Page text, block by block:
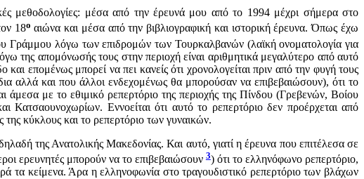
μεθοδολογίες: μέσα από την έρευνά μου από το 1994 μέχρι σήμερα στο
18ο αιώνα και μέσα από την βιβλιογραφική και ιστορική έρευνα. Όπως έχω
Γράμμου λόγω των επιδρομών των Τουρκαλβανών (λαϊκή ονοματολογία για
της απομόνωσής τους στην περιοχή είναι αριθμητικά μεγαλύτερο από αυτό
επομένως μπορεί να πει κανείς ότι χρονολογείται πριν από την φυγή τους
αλλά και που άλλοι ενδεχομένως θα μπορούσαν να επιβεβαιώσουν), ότι το
άμεσα με το εθιμικό ρεπερτόριο της περιοχής της Πίνδου (Γρεβενών, Βοίου
Εννοείται ότι αυτό το ρεπερτόριο δεν προέρχεται από
της κύκλους και το ρεπερτόριο των γυναικών.
της Ανατολικής Μακεδονίας. Και αυτό, γιατί η έρευνα που επιτέλεσα σε
ερευνητές μπορούν να το επιβεβαιώσουν3) ότι το ελληνόφωνο ρεπερτόριο,
τα κείμενα. Άρα η ελληνοφωνία στο τραγουδιστικό ρεπερτόριο των βλάχων